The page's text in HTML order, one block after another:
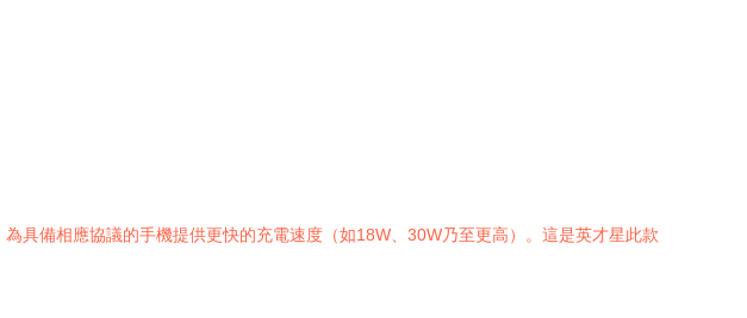
具備相應協議的手機提供更快的充電速度（如18W、30W乃至更高）。這是英才星此款